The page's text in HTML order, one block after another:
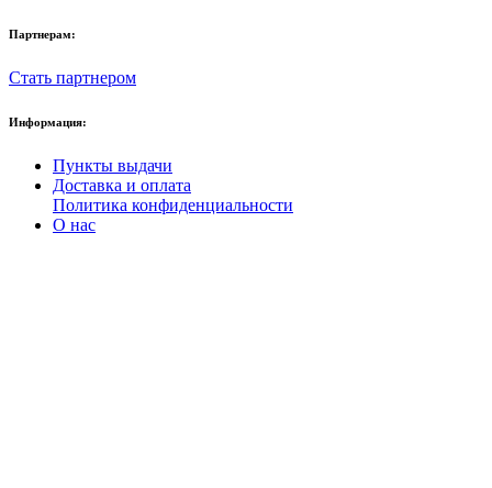
Партнерам:
Стать партнером
Информация:
Пункты выдачи
Доставка и оплата
Политика конфиденциальности
О нас